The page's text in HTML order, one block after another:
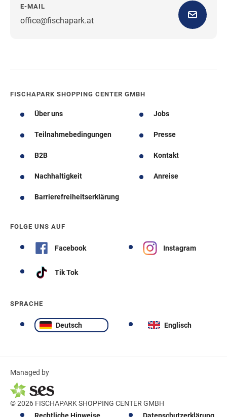
E-MAIL
office@fischapark.atWegbeschreibung
FISCHAPARK SHOPPING CENTER GMBH
Über uns Jobs
Teilnahmebedingungen Presse
B2B Kontakt
Nachhaltigkeit Anreise
Barrierefreiheitserklärung
FOLGE UNS AUF
Facebook Instagram
Tik Tok
SPRACHE
Deutsch Englisch
Managed by
© 2026 FISCHAPARK SHOPPING CENTER GMBH
Rechtliche Hinweise
Datenschutzerklärung